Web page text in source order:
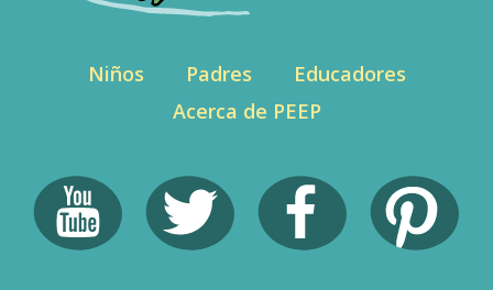
Niños Padres
Educadores
Acerca de PEEP